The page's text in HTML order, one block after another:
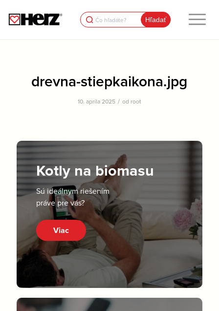
Search
for:
drevna-stiepkaikona.jpg
10. apríla 2025 / od root
Kotly na biomasu
Sú ideálnym riešením
práve pre vás?
Viac